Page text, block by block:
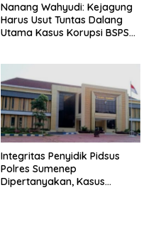
Nanang Wahyudi: Kejagung
Harus Usut Tuntas Dalang
Utama Kasus Korupsi BSPS
Integritas Penyidik Pidsus
Polres Sumenep
Dipertanyakan, Kasus